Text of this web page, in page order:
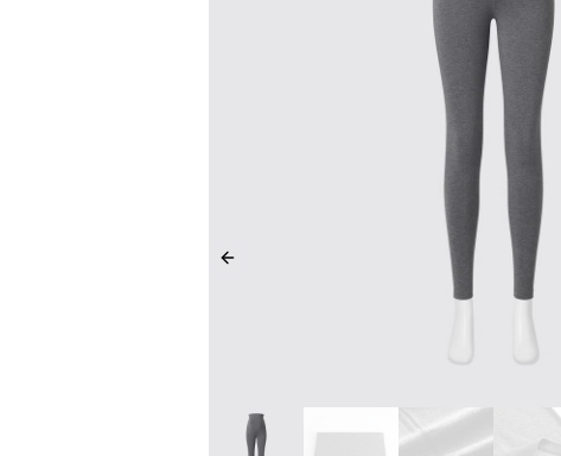
Previous slide